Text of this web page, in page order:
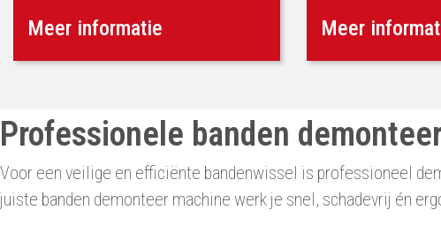
Meer informatie Meer
Professionele banden
Voor een veilige en efficiënte bandenwissel is professioneel
juiste banden demonteer machine werk je snel, schadevrij én